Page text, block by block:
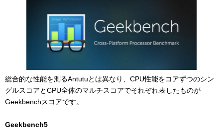
総合的な性能を測るAntutuとは異なり、CPU性能をコアずつのシン
グルスコアとCPU全体のマルチスコアでそれぞれ表したものが
Geekbenchスコアです。
Geekbench5